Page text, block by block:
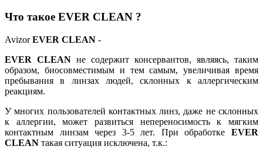
Что такое EVER CLEAN ?
AvizorEVER CLEAN -
EVER CLEAN не содержит консервантов, являясь, таким
образом, биосовместимым и тем самым, увеличивая время
пребывания в линзах людей, склонных к аллергическим
реакциям.
У многих пользователей контактных линз, даже не склонных
к аллергии, может развиться непереносимость к мягким
контактным линзам через 3-5 лет. При обработке EVER
CLEAN такая ситуация исключена, т.к.: